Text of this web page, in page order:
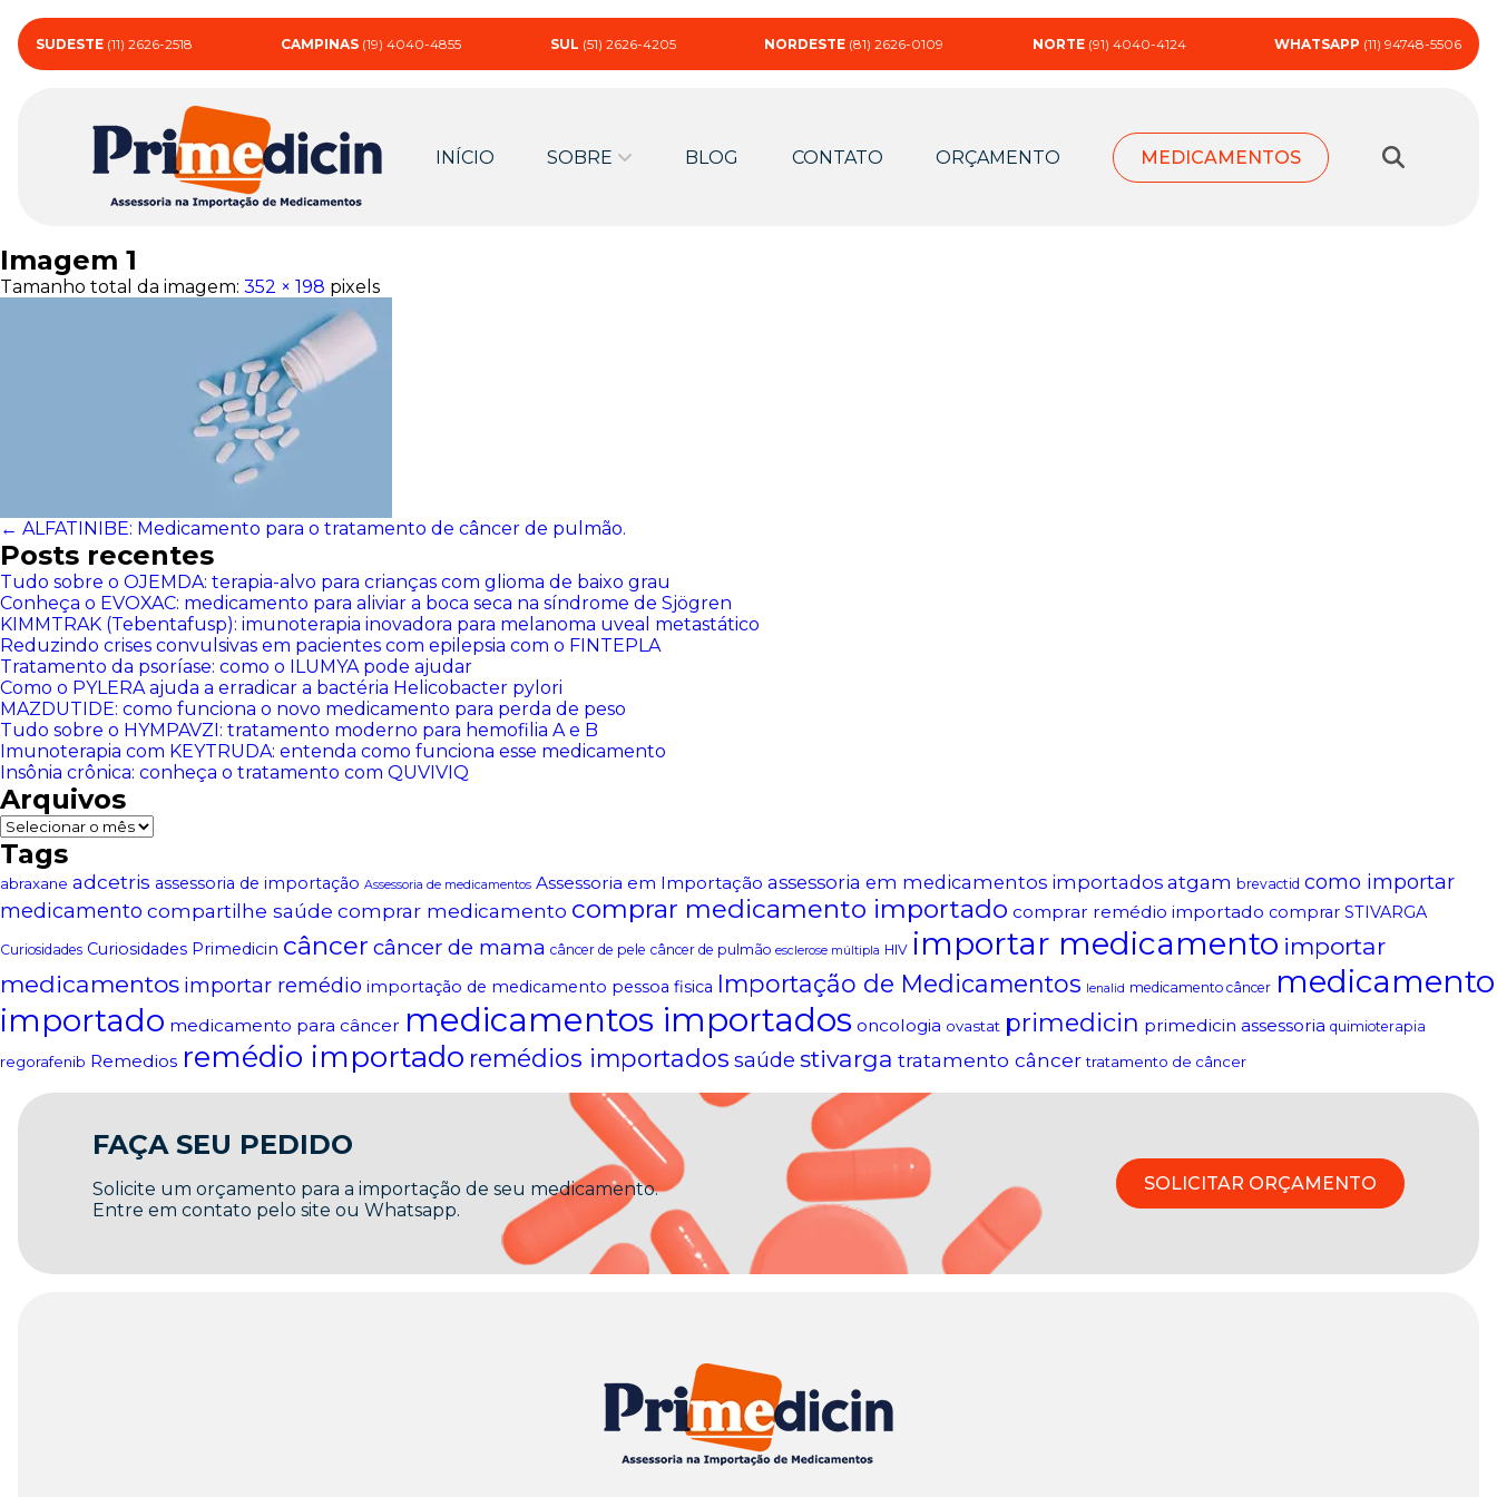
SUDESTE (11) 2626-2518 CAMPINAS (19) 4040-4855 SUL (51) 2626-4205 NORDESTE (81) 2626-0109 NORTE (91) 4040-4124 WHATSAPP (11) 94748-5506
INÍCIO SOBRE BLOG CONTATO ORÇAMENTO MEDICAMENTOS
Imagem 1
Tamanho total da imagem: 352 × 198 pixels
← ALFATINIBE: Medicamento para o tratamento de câncer de pulmão.
Posts recentes
Tudo sobre o OJEMDA: terapia-alvo para crianças com glioma de baixo grau
Conheça o EVOXAC: medicamento para aliviar a boca seca na síndrome de Sjögren
KIMMTRAK (Tebentafusp): imunoterapia inovadora para melanoma uveal metastático
Reduzindo crises convulsivas em pacientes com epilepsia com o FINTEPLA
Tratamento da psoríase: como o ILUMYA pode ajudar
Como o PYLERA ajuda a erradicar a bactéria Helicobacter pylori
MAZDUTIDE: como funciona o novo medicamento para perda de peso
Tudo sobre o HYMPAVZI: tratamento moderno para hemofilia A e B
Imunoterapia com KEYTRUDA: entenda como funciona esse medicamento
Insônia crônica: conheça o tratamento com QUVIVIQ
Arquivos
Arquivos
Tags
abraxane adcetris assessoria de importação Assessoria de medicamentos Assessoria em Importação assessoria em medicamentos importados atgam brevactid como importar
medicamento compartilhe saúde comprar medicamento comprar medicamento importado comprar remédio importado comprar STIVARGA
Curiosidades Curiosidades Primedicin câncer câncer de mama câncer de pele câncer de pulmão esclerose múltipla HIV importar medicamento importar
medicamentos importar remédio importação de medicamento pessoa fisica Importação de Medicamentos lenalid medicamento câncer medicamento
importado medicamento para câncer medicamentos importados oncologia ovastat primedicin primedicin assessoria quimioterapia
regorafenib Remedios remédio importado remédios importados saúde stivarga tratamento câncer tratamento de câncer
FAÇA SEU PEDIDO
Solicite um orçamento para a importação de seu medicamento.
Entre em contato pelo site ou Whatsapp.
SOLICITAR ORÇAMENTO